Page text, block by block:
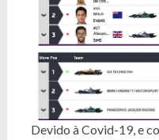
Devido à Covid-19, e